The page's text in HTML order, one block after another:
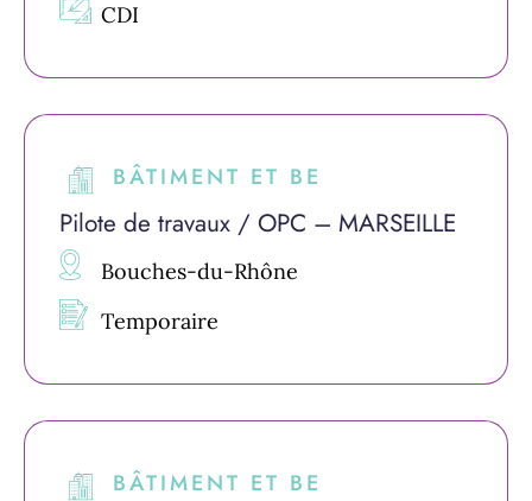
CDI
BÂTIMENT ET BE
Pilote de travaux / OPC – MARSEILLE
Bouches-du-Rhône
Temporaire
BÂTIMENT ET BE